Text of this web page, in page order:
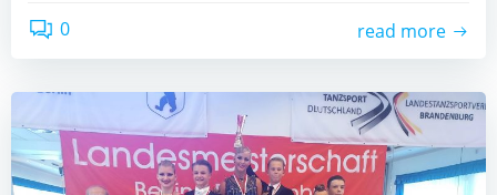
0 read more